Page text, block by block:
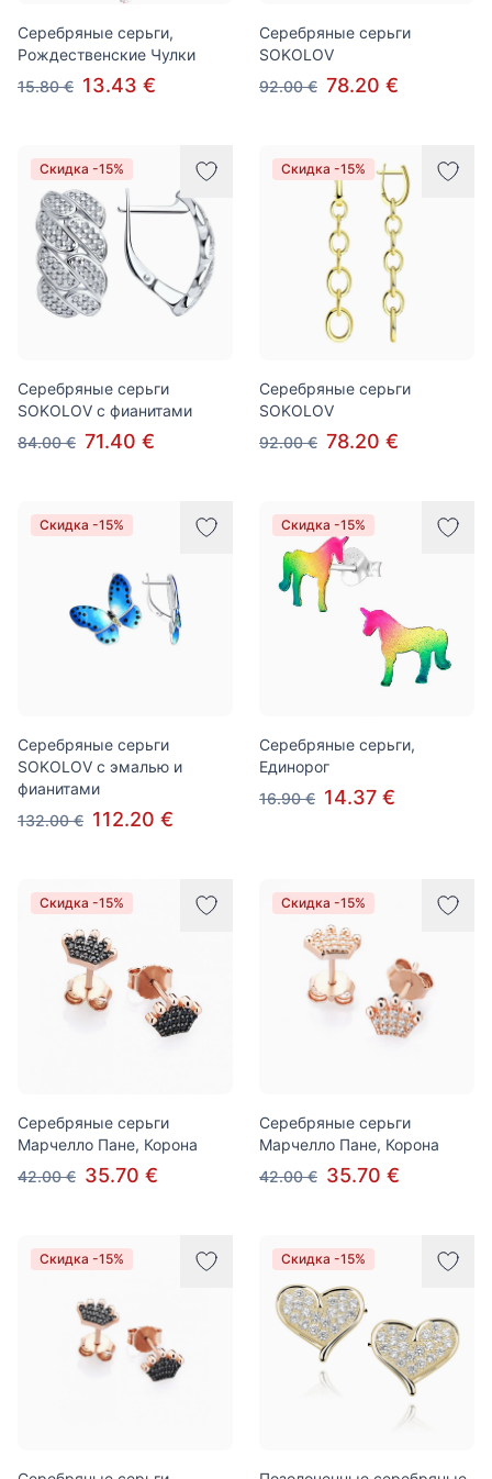
Серебряные серьги,
Рождественские Чулки
15.80 € 13.43 €
Серебряные серьги
SOKOLOV
92.00 € 78.20 €
Скидка -15%
Серебряные серьги
SOKOLOV с фианитами
84.00 € 71.40 €
Скидка -15%
Серебряные серьги
SOKOLOV
92.00 € 78.20 €
Скидка -15%
Серебряные серьги
SOKOLOV c эмалью и
фианитами
132.00 € 112.20 €
Скидка -15%
Серебряные серьги,
Единорог
16.90 € 14.37 €
Скидка -15%
Серебряные серьги
Марчелло Пане, Корона
42.00 € 35.70 €
Скидка -15%
Серебряные серьги
Марчелло Пане, Корона
42.00 € 35.70 €
Скидка -15% Скидка -15%